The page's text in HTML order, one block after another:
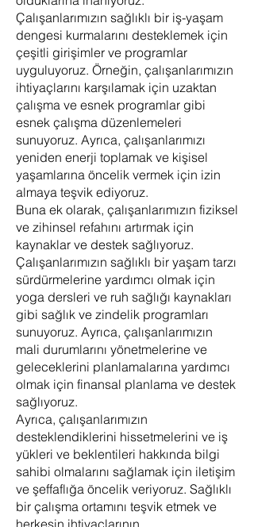
Çalışanlarımızın sağlıklı bir iş-yaşam
dengesi kurmalarını desteklemek için
çeşitli girişimler ve programlar
uyguluyoruz. Örneğin, çalışanlarımızın
ihtiyaçlarını karşılamak için uzaktan
çalışma ve esnek programlar gibi
esnek çalışma düzenlemeleri
sunuyoruz. Ayrıca, çalışanlarımızı
yeniden enerji toplamak ve kişisel
yaşamlarına öncelik vermek için izin
almaya teşvik ediyoruz.
Buna ek olarak, çalışanlarımızın fiziksel
ve zihinsel refahını artırmak için
kaynaklar ve destek sağlıyoruz.
Çalışanlarımızın sağlıklı bir yaşam tarzı
sürdürmelerine yardımcı olmak için
yoga dersleri ve ruh sağlığı kaynakları
gibi sağlık ve zindelik programları
sunuyoruz. Ayrıca, çalışanlarımızın
mali durumlarını yönetmelerine ve
geleceklerini planlamalarına yardımcı
olmak için finansal planlama ve destek
sağlıyoruz.
Ayrıca, çalışanlarımızın
desteklendiklerini hissetmelerini ve iş
yükleri ve beklentileri hakkında bilgi
sahibi olmalarını sağlamak için iletişim
ve şeffaflığa öncelik veriyoruz. Sağlıklı
bir çalışma ortamını teşvik etmek ve
herkesin ihtiyaçlarının